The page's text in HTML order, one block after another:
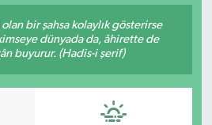
olan bir şahsa kolaylık gösterirse
dünyada da, âhirette de
buyurur. (Hadis-i şerif)